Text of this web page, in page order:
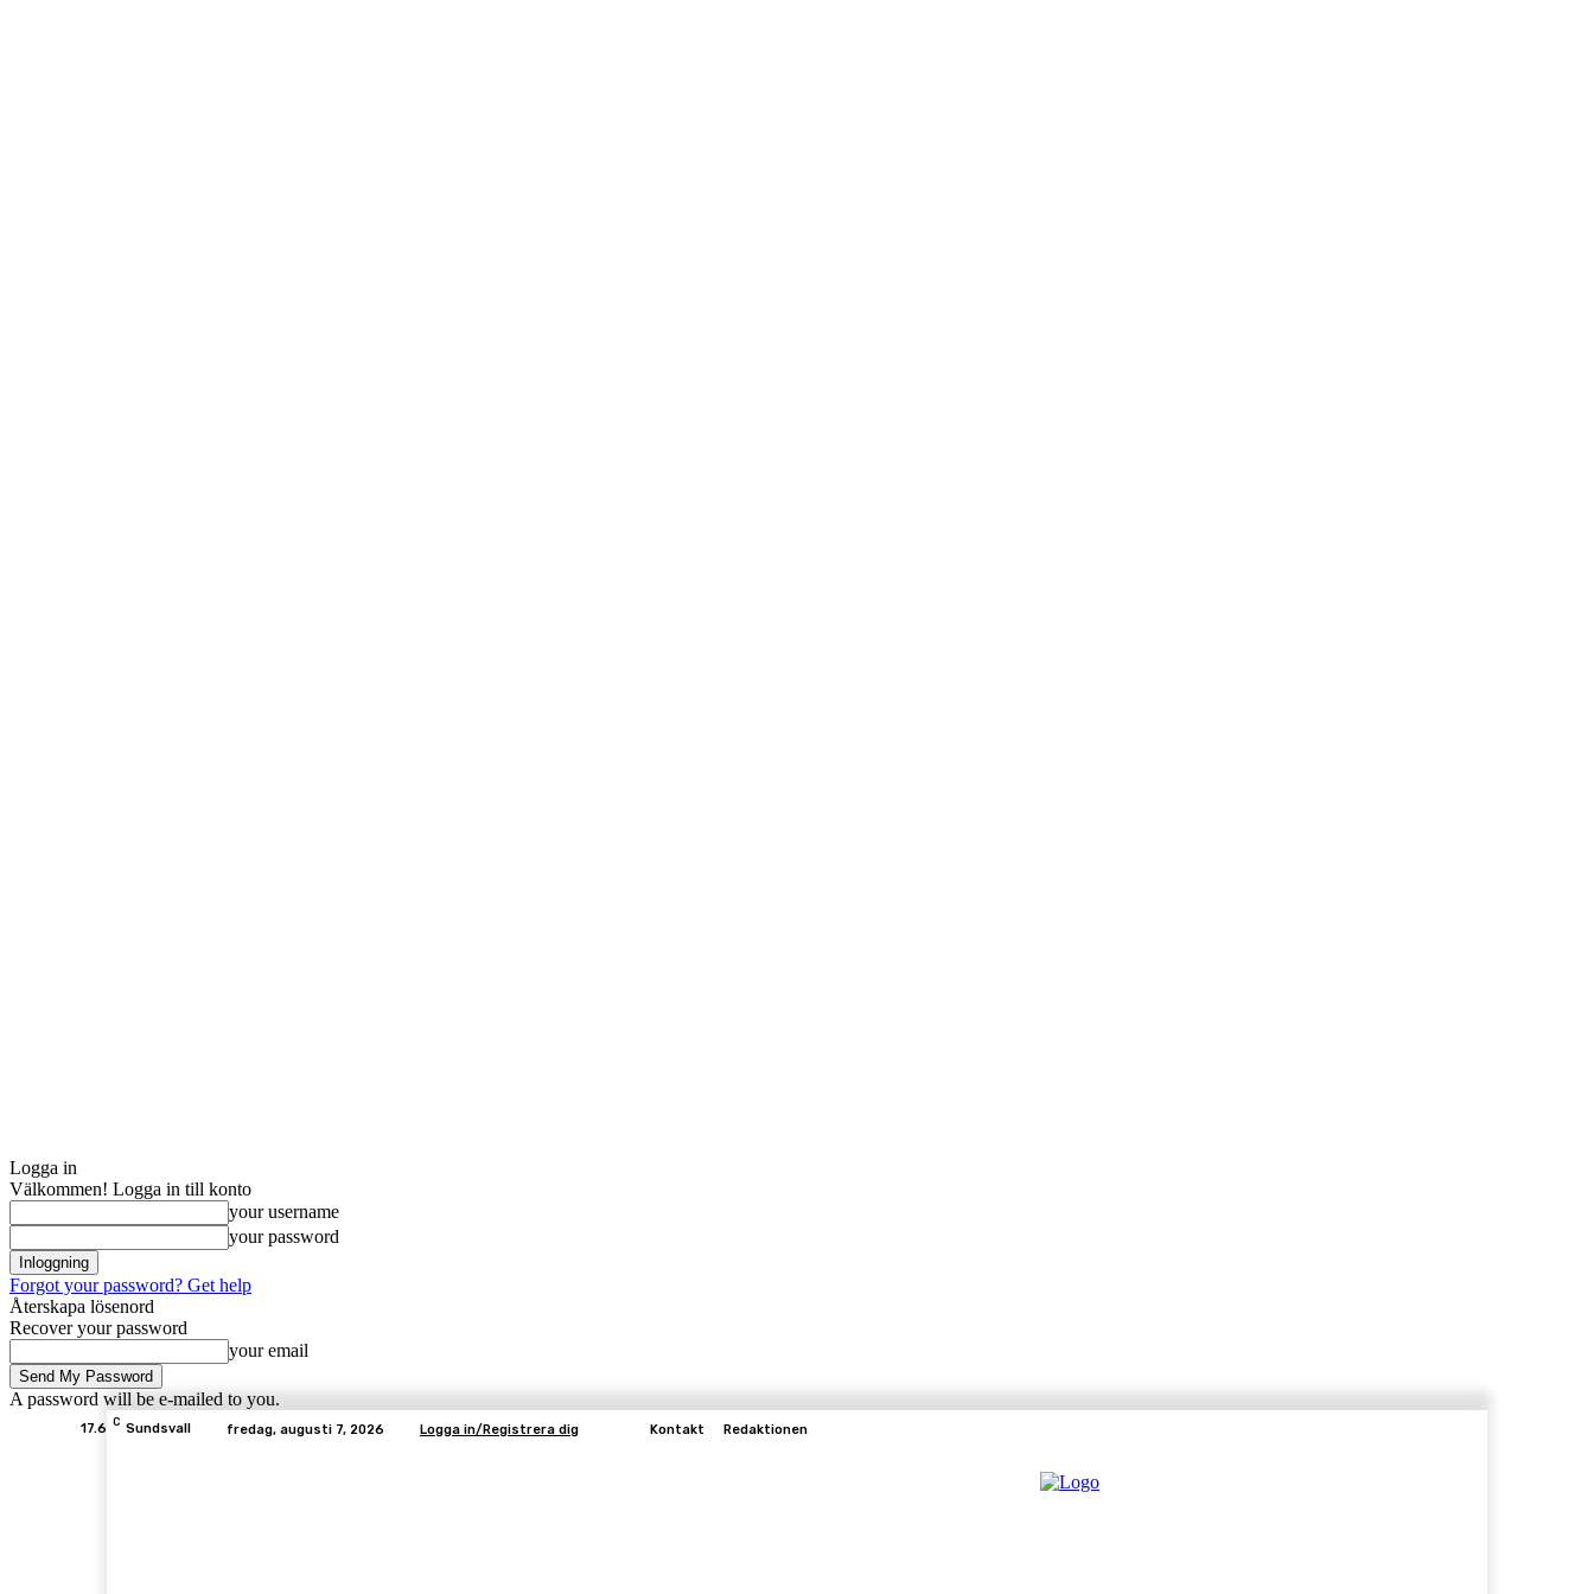
Logga in
Välkommen! Logga in till konto
your username
your password
Forgot your password? Get help
Återskapa lösenord
Recover your password
your email
A password will be e-mailed to you.
17.6 C Sundsvall fredag, augusti 7, 2026 Logga in/Registrera dig Kontakt Redaktionen